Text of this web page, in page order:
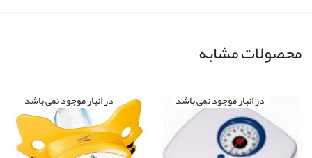
محصولات مشابه